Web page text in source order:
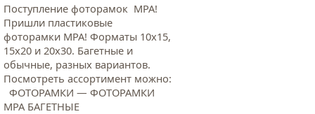
Поступление фоторамок МРА!
Пришли пластиковые
фоторамки МРА! Форматы 10х15,
15х20 и 20х30. Багетные и
обычные, разных вариантов.
Посмотреть ассортимент можно:
ФОТОРАМКИ — ФОТОРАМКИ
МРА БАГЕТНЫЕ